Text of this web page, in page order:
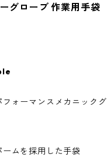
グローブ 作業用手袋
ォーマンスメカニックグ
ムを採用した手袋